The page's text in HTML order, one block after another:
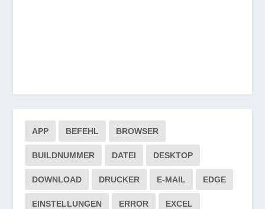
APP BEFEHL BROWSER
BUILDNUMMER DATEI DESKTOP
DOWNLOAD DRUCKER E-MAIL EDGE
EINSTELLUNGEN ERROR EXCEL